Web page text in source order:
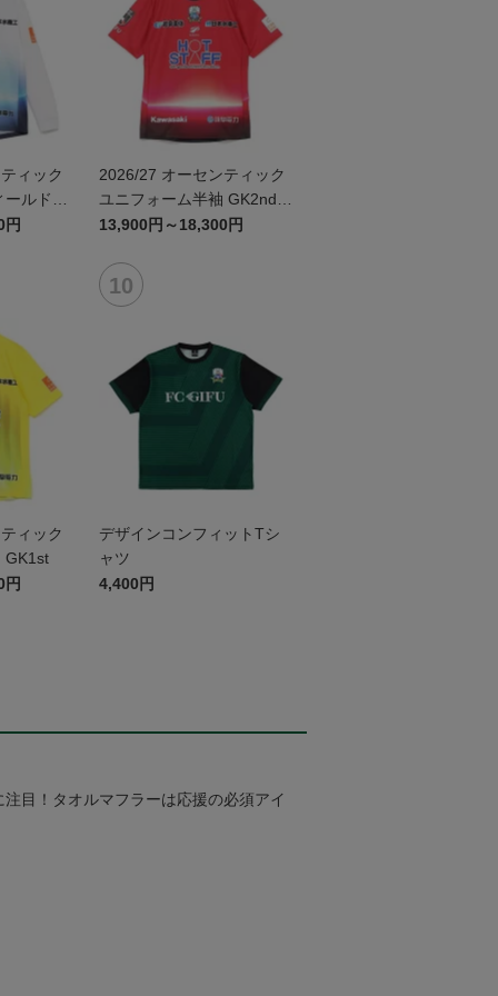
ィック
ルドプ
岐阜か
円
2026/27 オーセンティック
ユニフォーム半袖 GK2nd~
岐阜かかみがはら航空宇宙
~
13,900円～18,300円
ィック
GK1st
円
デザインコンフィットTシ
ャツ
4,400円
目！タオルマフラーは応援の必須アイ